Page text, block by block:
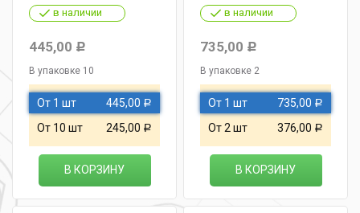
в наличии
445,00 Р
В упаковке 10
От 1 шт 445,00 Р
От 10 шт 245,00 Р
В КОРЗИНУ
в наличии
735,00 Р
В упаковке 2
От 1 шт 735,00 Р
От 2 шт 376,00 Р
В КОРЗИНУ